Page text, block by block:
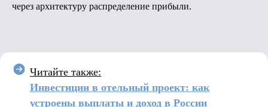
через архитектуру распределение прибыли.
Читайте также:
Инвестиции в отельный проект: как
устроены выплаты и доход в России